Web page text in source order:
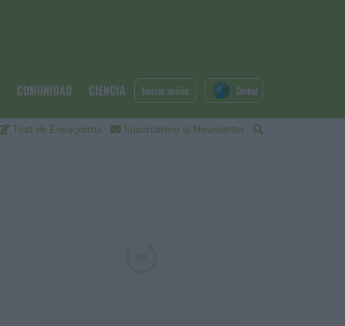
COMUNIDAD CIENCIA
Test de Eneagrama Suscribirme al Newsletter
Iniciar sesión Global